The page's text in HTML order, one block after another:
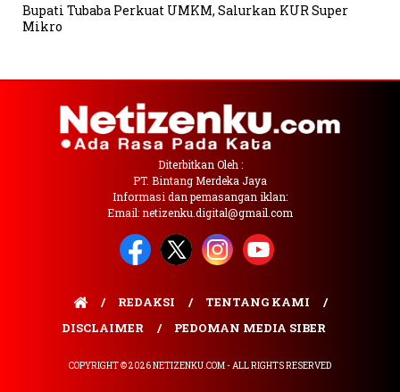
Bupati Tubaba Perkuat UMKM, Salurkan KUR Super
Mikro
Diterbitkan Oleh :
PT. Bintang Merdeka Jaya
Informasi dan pemasangan iklan:
Email: netizenku.digital@gmail.com
REDAKSI
TENTANG KAMI
DISCLAIMER
PEDOMAN MEDIA SIBER
COPYRIGHT © 2026 NETIZENKU.COM - ALL RIGHTS RESERVED